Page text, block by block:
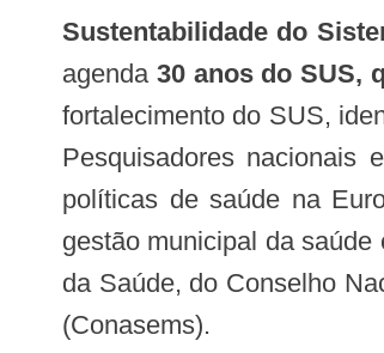
Sustentabilidade do
agenda30 anos do SUS,
fortalecimento do SUS,
Pesquisadores nacionais
políticas de saúde na
gestão municipal da
da Saúde, do Conselho
(Conasems).